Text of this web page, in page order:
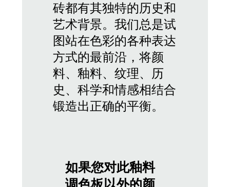
砖都有其独特的历史和
艺术背景。我们总是试
图站在色彩的各种表达
方式的最前沿，将颜
料、釉料、纹理、历
史、科学和情感相结合
锻造出正确的平衡。
如果您对此釉料